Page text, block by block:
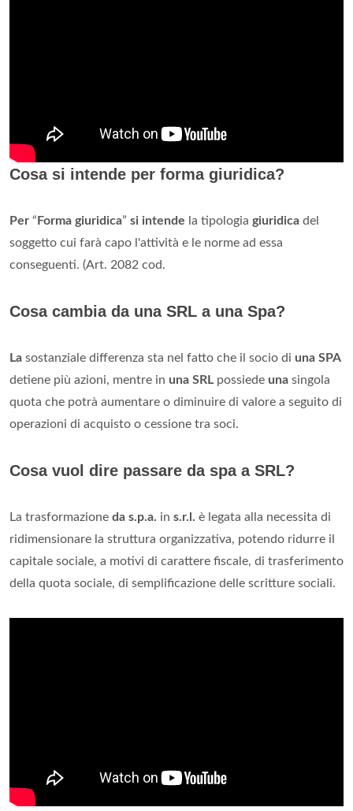
Cosa si intende per forma giuridica?
Per “ Forma giuridica” si intende la tipologia giuridica del
soggetto cui farà capo l'attività e le norme ad essa
conseguenti. (Art. 2082 cod.
Cosa cambia da una SRL a una Spa?
La sostanziale differenza sta nel fatto che il socio di una SPA
detiene più azioni, mentre in una SRL possiede una singola
quota che potrà aumentare o diminuire di valore a seguito di
operazioni di acquisto o cessione tra soci.
Cosa vuol dire passare da spa a SRL?
La trasformazione da s.p.a. in s.r.l. è legata alla necessita di
ridimensionare la struttura organizzativa, potendo ridurre il
capitale sociale, a motivi di carattere fiscale, di trasferimento
della quota sociale, di semplificazione delle scritture sociali.